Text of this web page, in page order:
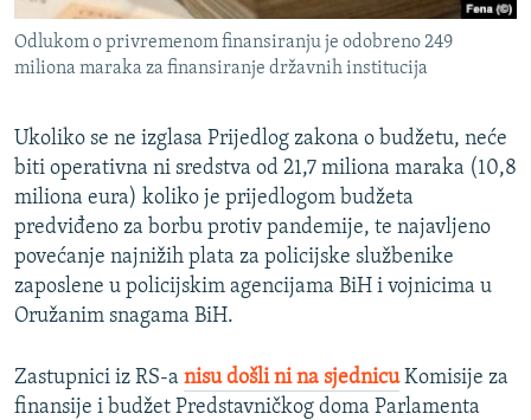
Odlukom o privremenom finansiranju je odobreno 249
miliona maraka za finansiranje državnih institucija
Ukoliko se ne izglasa Prijedlog zakona o budžetu, neće
biti operativna ni sredstva od 21,7 miliona maraka (10,8
miliona eura) koliko je prijedlogom budžeta
predviđeno za borbu protiv pandemije, te najavljeno
povećanje najnižih plata za policijske službenike
zaposlene u policijskim agencijama BiH i vojnicima u
Oružanim snagama BiH.
Zastupnici iz RS-a nisu došli ni na sjednicuKomisije za
finansije i budžet Predstavničkog doma Parlamenta